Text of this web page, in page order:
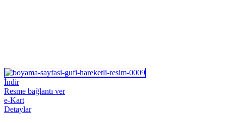
İndir
Resme bağlantı ver
e-Kart
Detaylar